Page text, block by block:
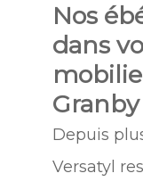
Nos
dans
Granby
Depuis
Versatyl